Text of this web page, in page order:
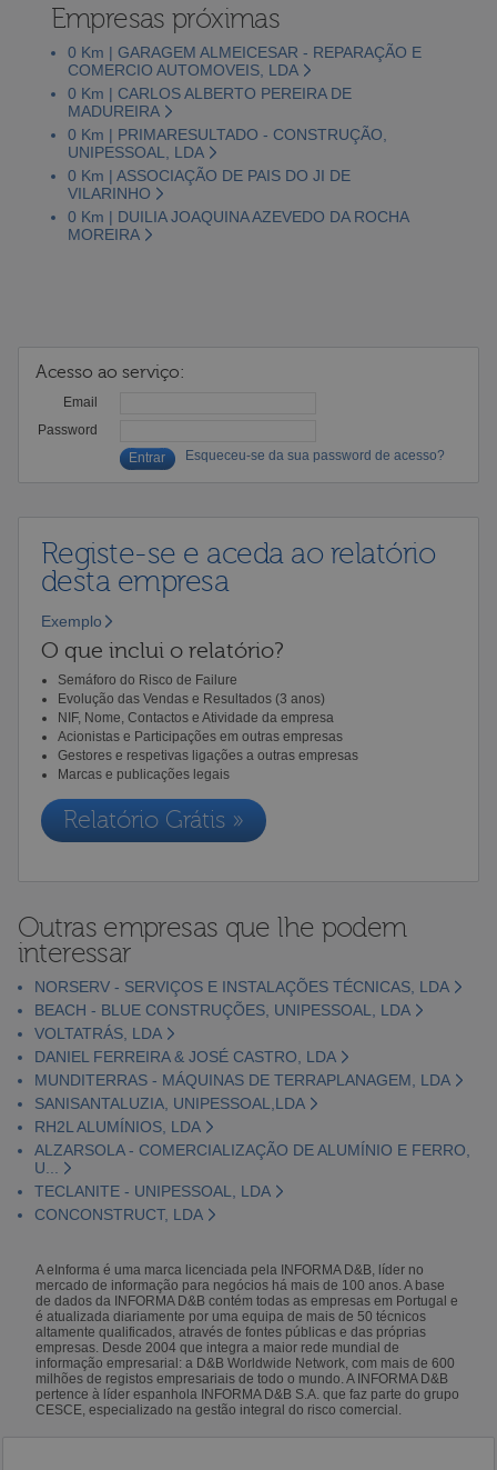
Empresas próximas
0 Km | GARAGEM ALMEICESAR - REPARAÇÃO E
COMERCIO AUTOMOVEIS, LDA
0 Km | CARLOS ALBERTO PEREIRA DE
MADUREIRA
0 Km | PRIMARESULTADO - CONSTRUÇÃO,
UNIPESSOAL, LDA
0 Km | ASSOCIAÇÃO DE PAIS DO JI DE
VILARINHO
0 Km | DUILIA JOAQUINA AZEVEDO DA ROCHA
MOREIRA
Acesso ao serviço:
Email
Password
Esqueceu-se da sua password de acesso?
Registe-se e aceda ao relatório
desta empresa
Exemplo
O que inclui o relatório?
Semáforo do Risco de Failure
Evolução das Vendas e Resultados (3 anos)
NIF, Nome, Contactos e Atividade da empresa
Acionistas e Participações em outras empresas
Gestores e respetivas ligações a outras empresas
Marcas e publicações legais
Relatório Grátis »
Outras empresas que lhe podem
interessar
NORSERV - SERVIÇOS E INSTALAÇÕES TÉCNICAS, LDA
BEACH - BLUE CONSTRUÇÕES, UNIPESSOAL, LDA
VOLTATRÁS, LDA
DANIEL FERREIRA & JOSÉ CASTRO, LDA
MUNDITERRAS - MÁQUINAS DE TERRAPLANAGEM, LDA
SANISANTALUZIA, UNIPESSOAL,LDA
RH2L ALUMÍNIOS, LDA
ALZARSOLA - COMERCIALIZAÇÃO DE ALUMÍNIO E FERRO,
U...
TECLANITE - UNIPESSOAL, LDA
CONCONSTRUCT, LDA
A eInforma é uma marca licenciada pela INFORMA D&B, líder no
mercado de informação para negócios há mais de 100 anos. A base
de dados da INFORMA D&B contém todas as empresas em Portugal e
é atualizada diariamente por uma equipa de mais de 50 técnicos
altamente qualificados, através de fontes públicas e das próprias
empresas. Desde 2004 que integra a maior rede mundial de
informação empresarial: a D&B Worldwide Network, com mais de 600
milhões de registos empresariais de todo o mundo. A INFORMA D&B
pertence à líder espanhola INFORMA D&B S.A. que faz parte do grupo
CESCE, especializado na gestão integral do risco comercial.